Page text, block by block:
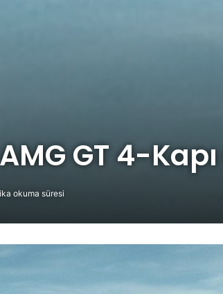
GT 4-Kapı
okuma süresi